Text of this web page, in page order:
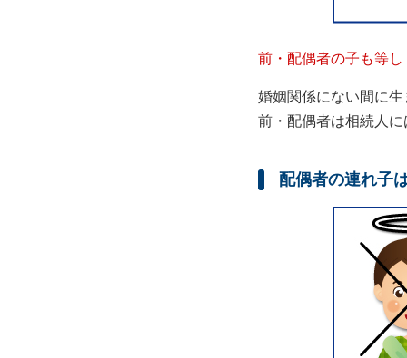
前・配偶者の子も等
婚姻関係にない間に
前・配偶者は相続人
配偶者の連れ子